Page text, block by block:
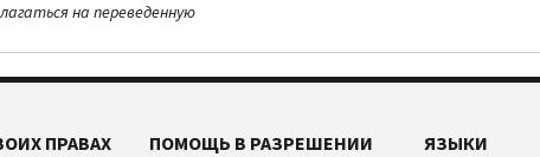
на переведенную
ПРАВАХ
ПОМОЩЬ В РАЗРЕШЕНИИ
ЯЗЫКИ